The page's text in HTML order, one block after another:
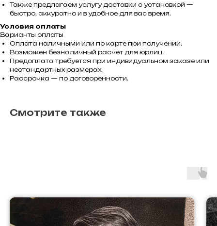
Также предлагаем услугу доставки с установкой —
быстро, аккуратно и в удобное для вас время.
Условия оплаты
Варианты оплаты
Оплата наличными или по карте при получении.
Возможен безналичный расчет для юрлиц.
Предоплата требуется при индивидуальном заказе или
нестандартных размерах.
Рассрочка — по договоренности.
Смотрите также